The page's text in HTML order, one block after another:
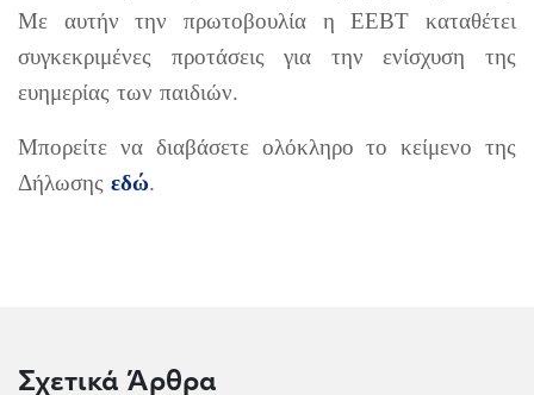
Με αυτήν την πρωτοβουλία η ΕΕΒΤ καταθέτει
συγκεκριμένες προτάσεις για την ενίσχυση της
ευημερίας των παιδιών.
Μπορείτε να διαβάσετε ολόκληρο το κείμενο της
Δήλωσης εδώ.
Σχετικά Άρθρα